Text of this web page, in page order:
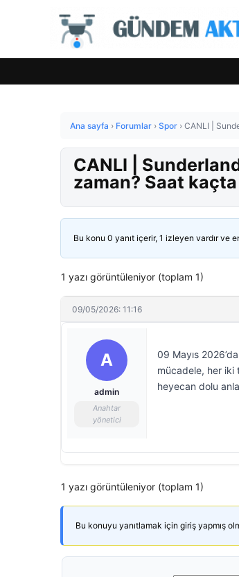
Ana sayfa › Forumlar › Spor › CANLI |
CANLI |
zaman? Saat
Bu konu 0 yanıt içerir, 1 izleyen vardır ve
1 yazı görüntüleniyor (toplam 1)
09/05/2026: 11:16
A
admin
Anahtar
yönetici
09 Mayıs
mücadele, her iki
heyecan dolu
1 yazı görüntüleniyor (toplam 1)
Bu konuyu yanıtlamak için giriş yapmış